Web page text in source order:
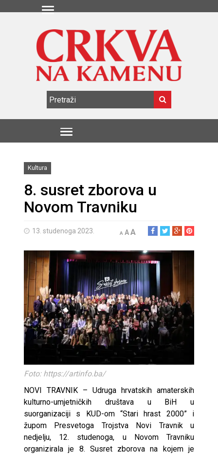
Kultura
8. susret zborova u
Novom Travniku
13. studenoga 2023. A AA
Foto: https://artinfo.ba/
NOVI TRAVNIK – Udruga hrvatskih amaterskih
kulturno-umjetničkih društava u BiH u
suorganizaciji s KUD-om “Stari hrast 2000” i
župom Presvetoga Trojstva Novi Travnik u
nedjelju, 12. studenoga, u Novom Travniku
organizirala je 8. Susret zborova na kojem je